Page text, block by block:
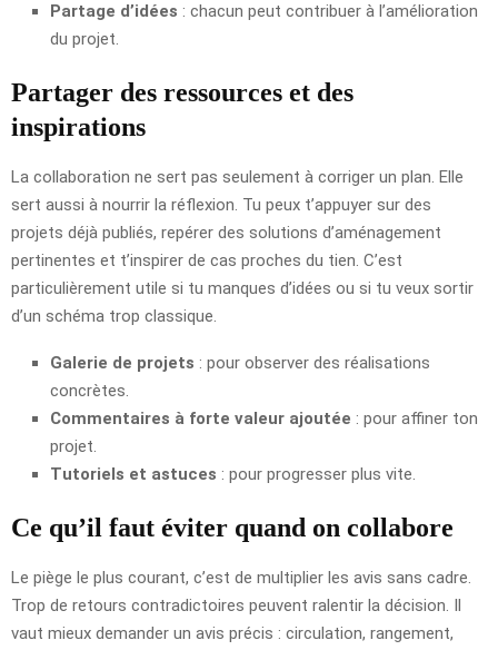
Partage d’idées : chacun peut contribuer à l’amélioration
du projet.
Partager des ressources et des
inspirations
La collaboration ne sert pas seulement à corriger un plan. Elle
sert aussi à nourrir la réflexion. Tu peux t’appuyer sur des
projets déjà publiés, repérer des solutions d’aménagement
pertinentes et t’inspirer de cas proches du tien. C’est
particulièrement utile si tu manques d’idées ou si tu veux sortir
d’un schéma trop classique.
Galerie de projets : pour observer des réalisations
concrètes.
Commentaires à forte valeur ajoutée : pour affiner ton
projet.
Tutoriels et astuces : pour progresser plus vite.
Ce qu’il faut éviter quand on collabore
Le piège le plus courant, c’est de multiplier les avis sans cadre.
Trop de retours contradictoires peuvent ralentir la décision. Il
vaut mieux demander un avis précis : circulation, rangement,